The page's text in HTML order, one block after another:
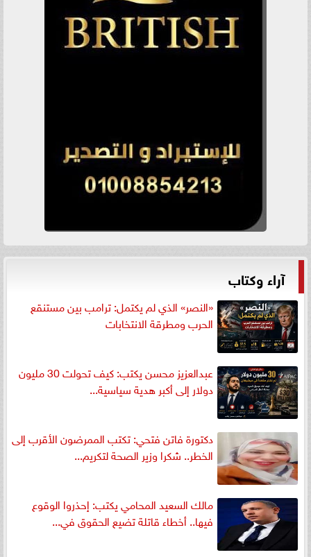
آراء وكتاب
«النصر» الذي لم يكتمل: ترامب بين مستنقع
الحرب ومطرقة الانتخابات
عبدالعزيز محسن يكتب: كيف تحولت 30 مليون
دولار إلى أكبر هدية سياسية...
دكتورة فاتن فتحي: تكتب الممرضون الأقرب إلى
الخطر.. شكرا وزير الصحة لتكريم...
مالك السعيد المحامي يكتب: إحذروا الوقوع
فيها.. أخطاء قاتلة تضيع الحقوق في...